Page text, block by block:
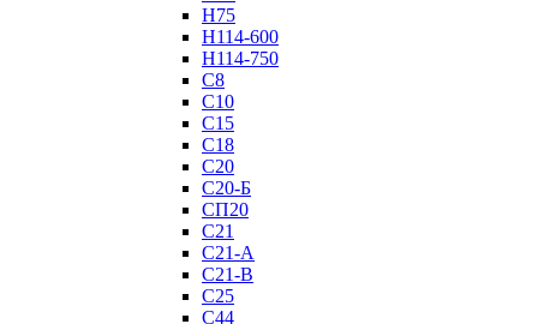
Н75
Н114-600
Н114-750
С8
С10
С15
С18
С20
С20-Б
СП20
С21
С21-А
С21-В
С25
С44